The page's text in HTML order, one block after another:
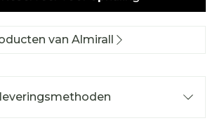
van Almirall